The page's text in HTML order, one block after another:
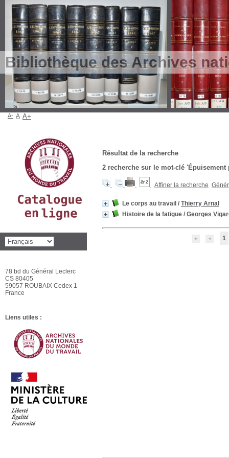
Bibliothèque des Archives
Résultat de la recherche
2 recherche sur le mot-clé 'Épuisement
Affiner la recherche
Le corps au travail / Thierry Arnal
Histoire de la fatigue / Georges
1
A- A A+
78 bd du Général Leclerc
CS 80405
59057 ROUBAIX Cedex 1
France
Liens utiles :